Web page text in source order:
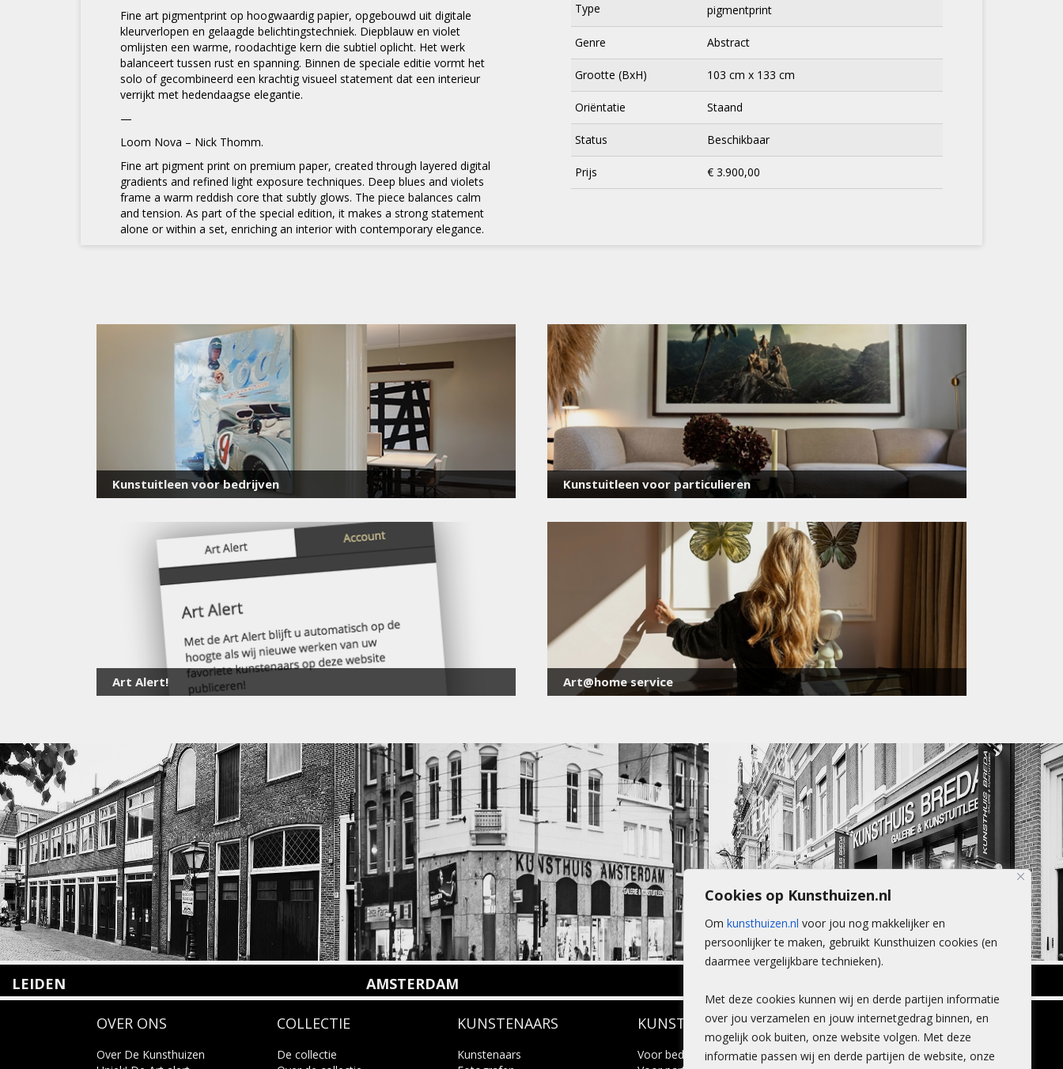
Cookies op Kunsthuizen.nl
Om kunsthuizen.nl voor jou nog makkelijker en
persoonlijker te maken, gebruikt Kunsthuizen cookies (en
daarmee vergelijkbare technieken).
Met deze cookies kunnen wij en derde partijen informatie
over jou verzamelen en jouw internetgedrag binnen, en
mogelijk ook buiten, onze website volgen. Met deze
informatie passen wij en derde partijen de website, onze
Fine art pigmentprint op hoogwaardig papier, opgebouwd uit digitale
kleurverlopen en gelaagde belichtingstechniek. Diepblauw en violet
omlijsten een warme, roodachtige kern die subtiel oplicht. Het werk
balanceert tussen rust en spanning. Binnen de speciale editie vormt het
solo of gecombineerd een krachtig visueel statement dat een interieur
verrijkt met hedendaagse elegantie.
—
Loom Nova – Nick Thomm.
Fine art pigment print on premium paper, created through layered digital
gradients and refined light exposure techniques. Deep blues and violets
frame a warm reddish core that subtly glows. The piece balances calm
and tension. As part of the special edition, it makes a strong statement
alone or within a set, enriching an interior with contemporary elegance.
Type pigmentprint
Genre Abstract
Grootte (BxH) 103 cm x 133 cm
Oriëntatie Staand
Status Beschikbaar
Prijs € 3.900,00
Kunstuitleen voor bedrijven Kunstuitleen voor particulieren
Art Alert! Art@home service
LEIDEN
info@kunsthuisleiden.nl
AMSTERDAM
1075 VX Amsterdam
info@kunsthuisamsterdam.nl
Wilhelminastraat 11
4818 SB Breda
+31 (0)76 5221309
info@kunsthuisbreda.nl
OVER ONS
Over De Kunsthuizen
COLLECTIE
De collectie
KUNSTENAARS
Kunstenaars
KUNSTUITLEEN
Voor bedrijven
CONTACT
Contact
Meld je aan
voor onze nieuwsbrief
E-
mailadres
×